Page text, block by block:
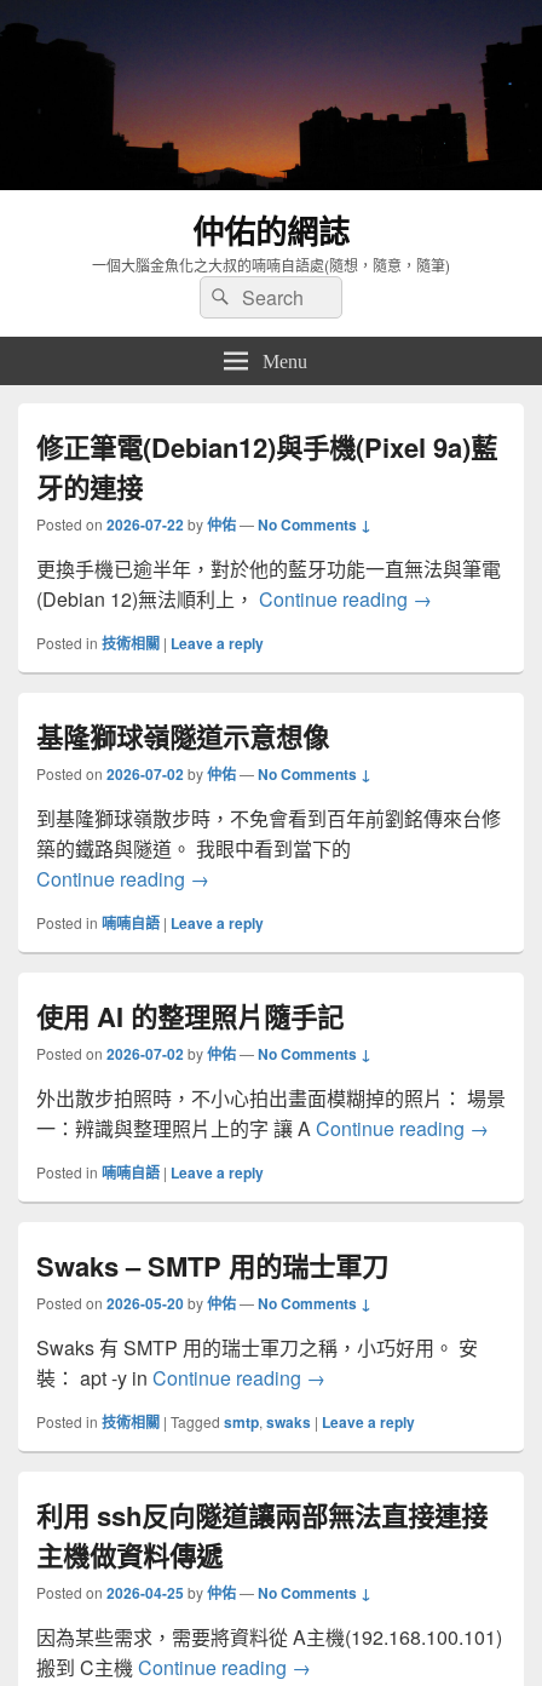
仲佑的網誌
一個大腦金魚化之大叔的喃喃自語處(隨想，隨意，隨筆)
Search
for:
Search
Menu
修正筆電(Debian12)與手機(Pixel 9a)藍
牙的連接
Posted on 2026-07-22by仲佑—No Comments ↓
更換手機已逾半年，對於他的藍牙功能一直無法與筆電
(Debian 12)無法順利上， Continue reading 修正筆電
→
Posted in 技術相關 | Leave a reply
基隆獅球嶺隧道示意想像
Posted on 2026-07-02by仲佑—No Comments ↓
到基隆獅球嶺散步時，不免會看到百年前劉銘傳來台修
築的鐵路與隧道。 我眼中看到當下的
Continue reading 基隆獅球嶺隧道示意想像
→
Posted in 喃喃自語 | Leave a reply
使用 AI 的整理照片隨手記
Posted on 2026-07-02by仲佑—No Comments ↓
外出散步拍照時，不小心拍出畫面模糊掉的照片： 場景
一：辨識與整理照片上的字 讓 AContinue reading 使用 AI
→
Posted in 喃喃自語 | Leave a reply
Swaks – SMTP 用的瑞士軍刀
Posted on 2026-05-20by仲佑—No Comments ↓
Swaks 有 SMTP 用的瑞士軍刀之稱，小巧好用。 安
裝： apt -y in Continue reading Swaks – SMTP 用的瑞士
→
Posted in 技術相關 | Tagged smtp, swaks | Leave a reply
利用 ssh反向隧道讓兩部無法直接連接
主機做資料傳遞
Posted on 2026-04-25by仲佑—No Comments ↓
因為某些需求，需要將資料從 A主機(192.168.100.101)
搬到 C主機Continue reading 利用 ssh反向隧道讓兩部無
→